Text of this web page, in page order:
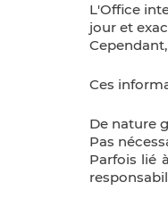
L'Office
jour et
Ces
De nature
Pas
Parfois lié